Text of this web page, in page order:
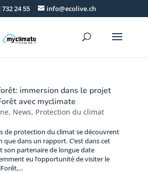
732 24 55 info@ecolive.ch
immersion dans le projet
avec myclimate
, News, Protection du climat
de protection du climat se découvrent
que dans un rapport. C’est dans cet
son partenaire de longue date
eu l’opportunité de visiter le